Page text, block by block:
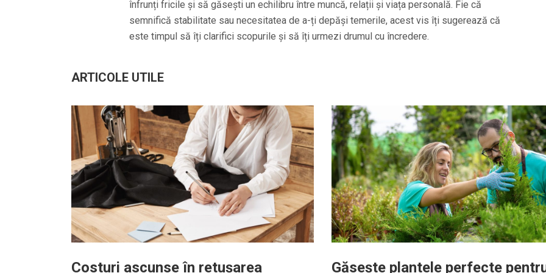
înfrunți fricile și să găsești un echilibru între muncă, relații și viața personală. Fie că
semnifică stabilitate sau necesitatea de a-ți depăși temerile, acest vis îți sugerează că
este timpul să îți clarifici scopurile și să îți urmezi drumul cu încredere.
ARTICOLE UTILE
Costuri ascunse în retușarea Găsește plantele perfecte